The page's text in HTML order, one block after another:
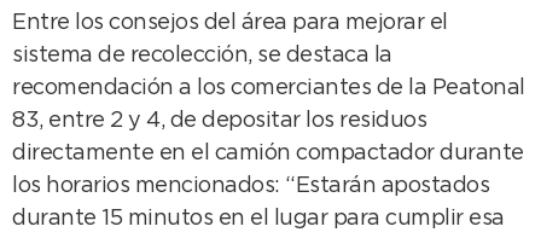
Entre los consejos del área para mejorar el
sistema de recolección, se destaca la
recomendación a los comerciantes de la Peatonal
83, entre 2 y 4, de depositar los residuos
directamente en el camión compactador durante
los horarios mencionados: “Estarán apostados
durante 15 minutos en el lugar para cumplir esa